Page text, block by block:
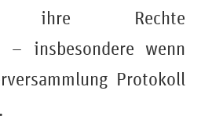
ihre Rechte
– insbesondere wenn
Protokoll